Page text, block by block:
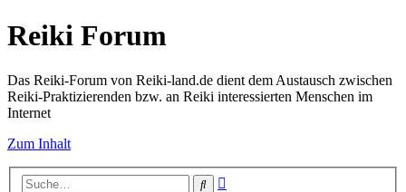
Reiki Forum
Das Reiki-Forum von Reiki-land.de dient dem Austausch zwischen
Reiki-Praktizierenden bzw. an Reiki interessierten Menschen im
Internet
Zum Inhalt
Suche